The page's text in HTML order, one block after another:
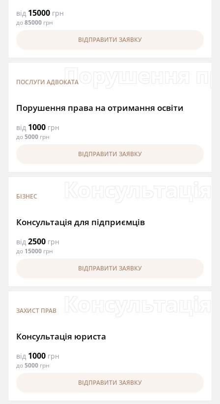
від 15000 грн
до85000 грн
ВІДПРАВИТИ ЗАЯВКУ
ПОСЛУГИ АДВОКАТАПорушення
Порушення права на отримання освіти
від 1000 грн
до5000 грн
ВІДПРАВИТИ ЗАЯВКУ
БІЗНЕС
Консультація для підприємців
від 2500 грн
до 15000 грн
ВІДПРАВИТИ ЗАЯВКУ
ЗАХИСТ ПРАВ
Консультація юриста
від 1000 грн
до5000 грн
ВІДПРАВИТИ ЗАЯВКУ